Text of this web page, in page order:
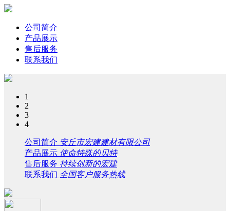
公司简介
产品展示
售后服务
联系我们
1
2
3
4
公司简介 安丘市宏建建材有限公司
产品展示 使命特殊的贝特
售后服务 持续创新的宏建
联系我们 全国客户服务热线